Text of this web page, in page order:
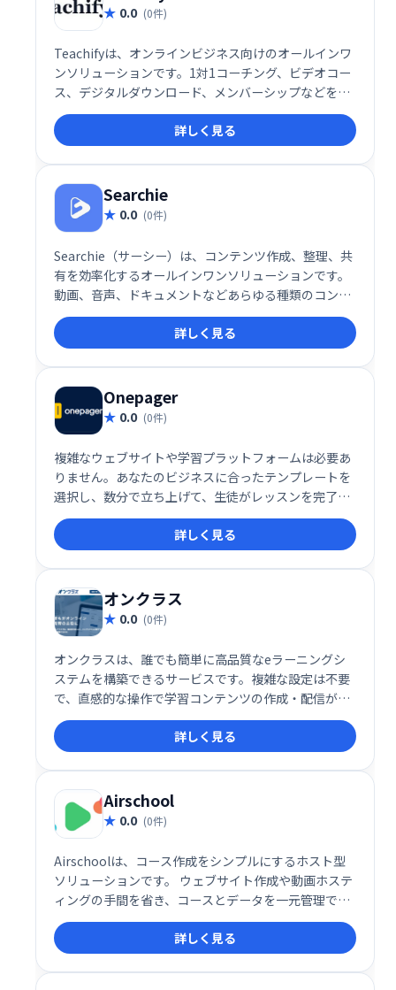
0.0 (0件)
Teachifyは、オンラインビジネス向けのオールインワ
ンソリューションです。1対1コーチング、ビデオコー
ス、デジタルダウンロード、メンバーシップなどを、
簡単に管理・販売できます。堅牢で洗練されたシステ
ムを、手頃な価格で提供。あなたの才能を収益化し、
ビジネスを成長させましょう！
詳しく見る
Searchie
0.0 (0件)
Searchie（サーシー）は、コンテンツ作成、整理、共
有を効率化するオールインワンソリューションです。
動画、音声、ドキュメントなどあらゆる種類のコンテ
ンツを統合的に管理し、検索・共有を容易にします。
知識や経験を活かしたコンテンツビジネスの構築を強
力にサポート。視聴者とのエンゲージメントを高め、
収益化を促進します。柔軟で使いやすいインターフェ
ースで、コンテンツを最大限に活用しましょう。
詳しく見る
Onepager
0.0 (0件)
複雑なウェブサイトや学習プラットフォームは必要あ
りません。あなたのビジネスに合ったテンプレートを
選択し、数分で立ち上げて、生徒がレッスンを完了
し、より良い結果を得て、学習体験を愛するのを手伝
ってください。
詳しく見る
オンクラス
0.0 (0件)
オンクラスは、誰でも簡単に高品質なeラーニングシ
ステムを構築できるサービスです。複雑な設定は不要
で、直感的な操作で学習コンテンツの作成・配信が可
能。充実した機能で、効果的なeラーニングを実現
し、学習者の満足度向上に貢献します。
詳しく見る
Airschool
0.0 (0件)
Airschoolは、コース作成をシンプルにするホスト型
ソリューションです。 ウェブサイト作成や動画ホステ
ィングの手間を省き、コースとデータを一元管理でき
ます。 洗練された公開プロファイルで、学習者へ効果
的にコースを提供可能です。 複雑な設定不要で、すぐ
にコース公開を始められます。
詳しく見る